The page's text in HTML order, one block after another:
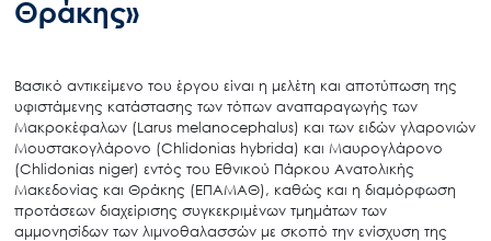
Θράκης»
Βασικό αντικείμενο του έργου είναι η μελέτη και αποτύπωση της
υφιστάμενης κατάστασης των τόπων αναπαραγωγής των
Μακροκέφαλων (Larus melanocephalus) και των ειδών γλαρονιών
Μουστακογλάρονο (Chlidonias hybrida) και Μαυρογλάρονο
(Chlidonias niger) εντός του Εθνικού Πάρκου Ανατολικής
Μακεδονίας και Θράκης (ΕΠΑΜΑΘ), καθώς και η διαμόρφωση
προτάσεων διαχείρισης συγκεκριμένων τμημάτων των
αμμονησίδων των λιμνοθαλασσών με σκοπό την ενίσχυση της